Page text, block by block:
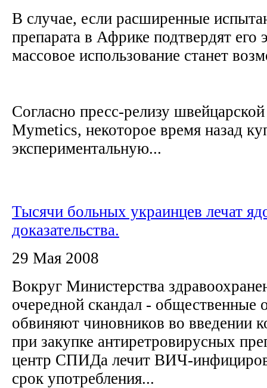
В случае, если расширенные
препарата в Африке подтвердят его
массовое использование станет
Согласно пресс-релизу
Mymetics, некоторое время назад
экспериментальную...
Тысячи больных украинцев лечат
доказательства.
29 Мая 2008
Вокруг Министерства
очередной скандал - общественные
обвиняют чиновников во введении
при закупке антиретровирусных
центр СПИДа лечит ВИЧ-
срок употребления...